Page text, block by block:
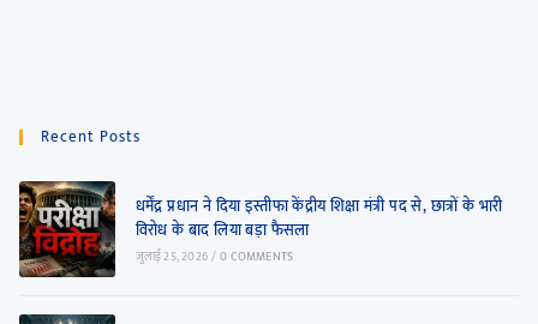
Recent Posts
धर्मेंद्र प्रधान ने दिया इस्तीफा केंद्रीय शिक्षा मंत्री पद से, छात्रों के भारी
विरोध के बाद लिया बड़ा फैसला
जुलाई 25, 2026/0 COMMENTS